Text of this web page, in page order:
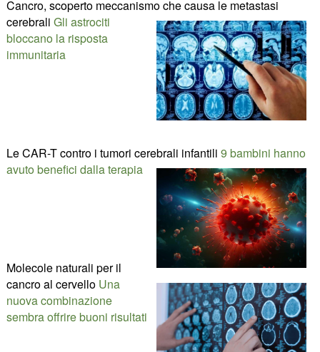
Cancro, scoperto meccanismo che causa le metastasi
cerebrali Gli astrociti
bloccano la risposta
immunitaria
Le CAR-T contro i tumori cerebrali infantili 9 bambini hanno
avuto benefici dalla terapia
Molecole naturali per il
cancro al cervello Una
nuova combinazione
sembra offrire buoni risultati